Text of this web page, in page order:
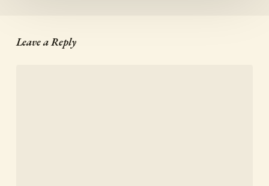
Leave a Reply